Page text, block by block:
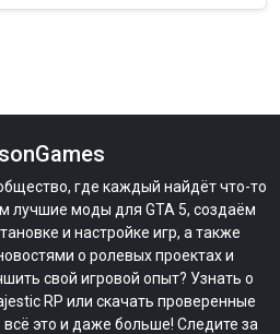
где каждый найдёт что-то
лучшие моды для GTA 5, создаём
и настройке игр, а также
о ролевых проектах и
свой игровой опыт? Узнать о
RP или скачать проверенные
это и даже больше! Следите за